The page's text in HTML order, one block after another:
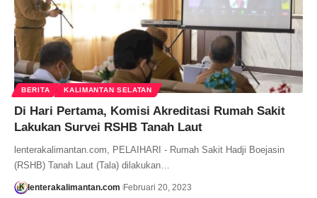
BERITA KALIMANTAN SELATAN
Di Hari Pertama, Komisi Akreditasi Rumah Sakit
Lakukan Survei RSHB Tanah Laut
lenterakalimantan.com, PELAIHARI - Rumah Sakit Hadji Boejasin
(RSHB) Tanah Laut (Tala) dilakukan…
lenterakalimantan.com Februari 20, 2023